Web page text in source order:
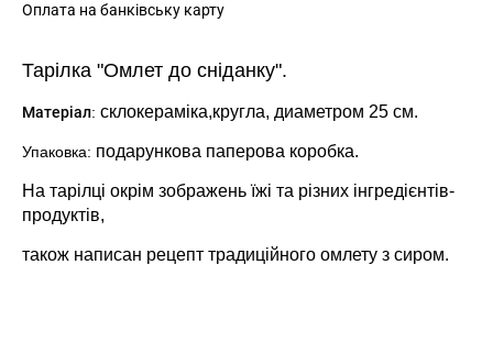
Оплата на банківську карту
Тарілка "Омлет до сніданку".
Матеріал: склокераміка,кругла, диаметром 25 см.
Упаковка: подарункова паперова коробка.
На тарілці окрім зображень їжі та різних інгредієнтів-
продуктів,
також написан рецепт традиційного омлету з сиром.